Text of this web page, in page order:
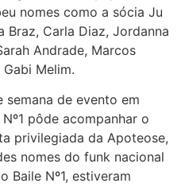
nomes como a sócia Ju
Braz, Carla Diaz, Jordanna
Andrade, Marcos
Melim.
de evento em
pôde acompanhar o
privilegiada da Apoteose,
nomes do funk nacional
Baile Nº1, estiveram